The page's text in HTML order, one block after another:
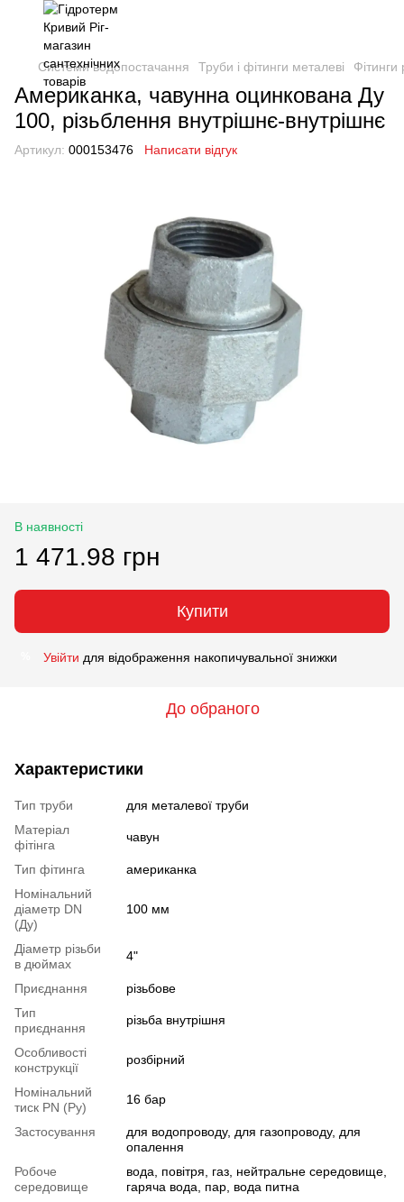
Системи водопостачання Труби і фітинги металеві Фітинги
Американка, чавунна оцинкована Ду
100, різьблення внутрішнє-внутрішнє
Артикул: 000153476 Написати відгук
В наявності
1 471.98 грн
Купити
Увійти для відображення накопичувальної знижки
До обраного
Характеристики
Тип труби
для металевої труби
Матеріал
фітінга
чавун
Тип фітинга
американка
Номінальний
діаметр DN
(Ду)
100 мм
Діаметр різьби
в дюймах
4"
Приєднання
різьбове
Тип
приєднання
різьба внутрішня
Особливості
конструкції
розбірний
Номінальний
тиск PN (Ру)
16 бар
Застосування
для водопроводу, для газопроводу, для
опалення
Робоче
середовище
вода, повітря, газ, нейтральне середовище,
гаряча вода, пар, вода питна